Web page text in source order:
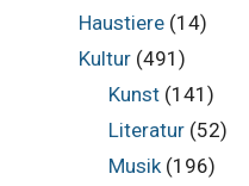
Haustiere(14)
Kultur(491)
Kunst (141)
Literatur (52)
Musik(196)